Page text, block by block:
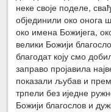
неке своје поделе,
објединили око онога
око имена Божијега,
велики Божији
благодат коју смо
заправо пројавила
показали љубав и
трпели без иједне
Божији благослов и